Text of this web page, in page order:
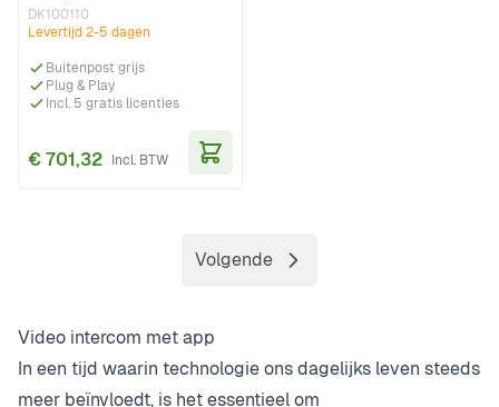
DK100110
Levertijd 2-5 dagen
Buitenpost grijs
Plug & Play
Incl. 5 gratis licenties
€ 701,32
Pagina
Volgende
Video intercom met app
In een tijd waarin technologie ons dagelijks leven steeds
meer beïnvloedt, is het essentieel om